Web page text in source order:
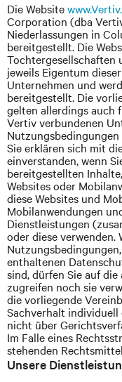
Die Website
Corporation (dba
Niederlassungen in
bereitgestellt. Die
Tochtergesellschaften
jeweils Eigentum
Unternehmen und
bereitgestellt. Die
gelten allerdings auch
Vertiv verbundenen
Nutzungsbedingungen
Sie erklären sich mit
einverstanden, wenn
bereitgestellten
Websites oder
diese Websites und
Mobilanwendungen
Dienstleistungen
oder diese verwenden.
enthaltenen
sind, dürfen Sie auf
zugreifen noch sie
die vorliegende
Sachverhalt
nicht über
Im Falle eines
stehenden
Unsere